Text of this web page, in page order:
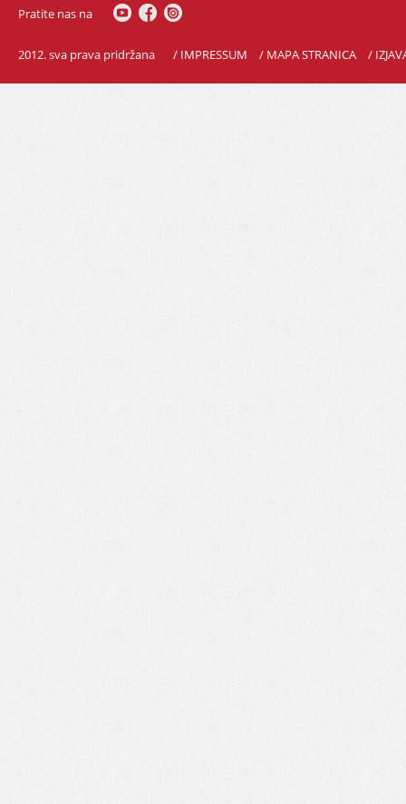
Pratite nas na
2012. sva prava pridržana / IMPRESSUM / MAPA STRANICA /